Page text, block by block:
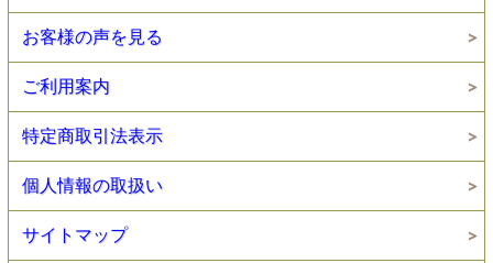
お客様の声を見る
ご利用案内
特定商取引法表示
個人情報の取扱い
サイトマップ